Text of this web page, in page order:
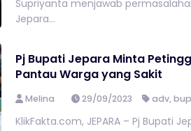
Supriyanta menjawab
Jepara...
Pj Bupati Jepara Minta
Pantau Warga yang Sakit
Melina 29/09/2023 adv,
KlikFakta.com, JEPARA – Pj Bupati